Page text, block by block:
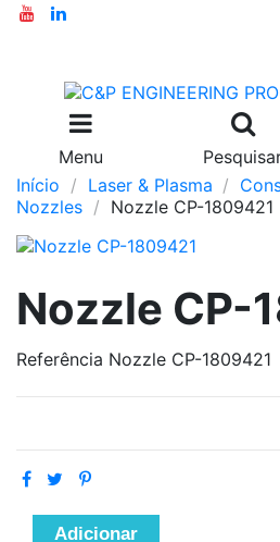
Menu
Início
Laser & Plasma
Nozzles
Nozzle CP-1809421
Nozzle CP-
Referência Nozzle CP-1809421
Adicionar